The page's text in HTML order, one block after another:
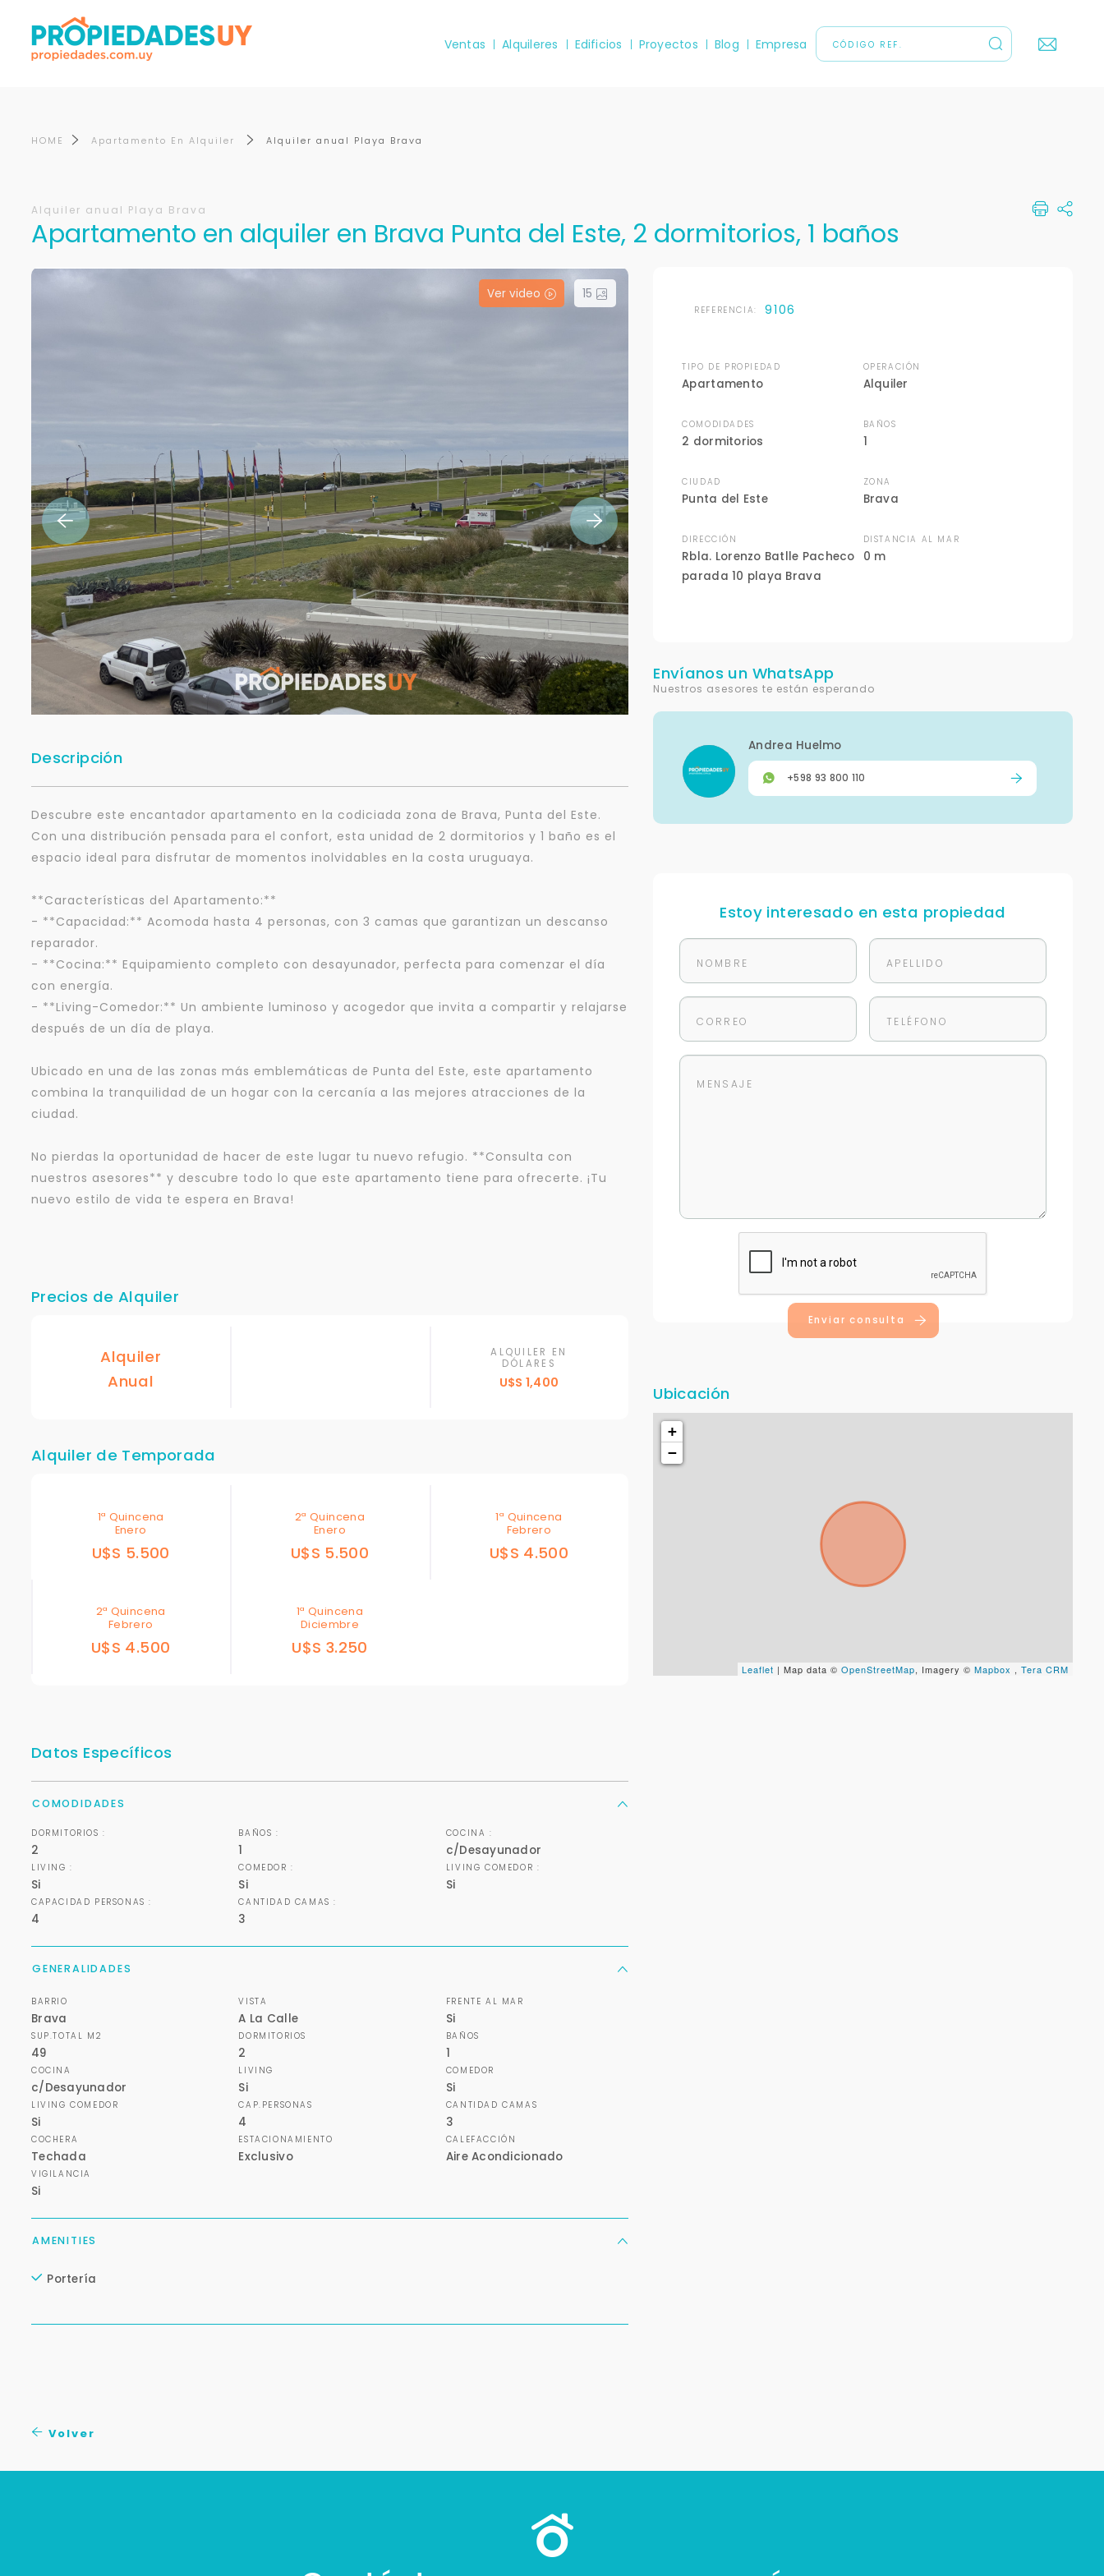
Ventas Alquileres Edificios Proyectos Blog Empresa
HOME Apartamento En Alquiler Alquiler anual Playa Brava
Alquiler anual Playa Brava
Apartamento en alquiler en Brava Punta del Este, 2 dormitorios, 1 baños
Ver video 15
Descripción
Descubre este encantador apartamento en la codiciada zona de Brava, Punta del Este.
Con una distribución pensada para el confort, esta unidad de 2 dormitorios y 1 baño es el
espacio ideal para disfrutar de momentos inolvidables en la costa uruguaya.
**Características del Apartamento:**
- **Capacidad:** Acomoda hasta 4 personas, con 3 camas que garantizan un descanso
reparador.
- **Cocina:** Equipamiento completo con desayunador, perfecta para comenzar el día
con energía.
- **Living-Comedor:** Un ambiente luminoso y acogedor que invita a compartir y relajarse
después de un día de playa.
Ubicado en una de las zonas más emblemáticas de Punta del Este, este apartamento
combina la tranquilidad de un hogar con la cercanía a las mejores atracciones de la
ciudad.
No pierdas la oportunidad de hacer de este lugar tu nuevo refugio. **Consulta con
nuestros asesores** y descubre todo lo que este apartamento tiene para ofrecerte. ¡Tu
nuevo estilo de vida te espera en Brava!
Precios de Alquiler
Alquiler
Anual
ALQUILER EN
DÓLARES
U$S 1,400
Alquiler de Temporada
1ª Quincena
Enero
U$S 5.500
2ª Quincena
Enero
U$S 5.500
1ª Quincena
Febrero
U$S 4.500
2ª Quincena
Febrero
U$S 4.500
1ª Quincena
Diciembre
U$S 3.250
Datos Específicos
COMODIDADES
DORMITORIOS :
2
BAÑOS :
1
COCINA :
c/Desayunador
LIVING :
Si
COMEDOR :
Si
LIVING COMEDOR :
Si
CAPACIDAD PERSONAS :
4
CANTIDAD CAMAS :
3
GENERALIDADES
BARRIO
Brava
VISTA
A La Calle
FRENTE AL MAR
Si
SUP.TOTAL M2
49
DORMITORIOS
2
BAÑOS
1
COCINA
c/Desayunador
LIVING
Si
COMEDOR
Si
LIVING COMEDOR
Si
CAP.PERSONAS
4
CANTIDAD CAMAS
3
COCHERA
Techada
ESTACIONAMIENTO
Exclusivo
CALEFACCIÓN
Aire Acondicionado
VIGILANCIA
Si
AMENITIES
Portería
REFERENCIA: 9106
TIPO DE PROPIEDAD
Apartamento
OPERACIÓN
Alquiler
COMODIDADES
2 dormitorios
BAÑOS
1
CIUDAD
Punta del Este
ZONA
Brava
DIRECCIÓN
Rbla. Lorenzo Batlle Pacheco
parada 10 playa Brava
DISTANCIA AL MAR
0 m
Envíanos un WhatsApp
Nuestros asesores te están esperando
Andrea Huelmo
+598 93 800 110
Estoy interesado en esta propiedad
Enviar consulta
Ubicación
+
−
Leaflet | Map data © OpenStreetMap, Imagery © Mapbox , Tera CRM
Volver
Tus datos están seguros
No compartimos tu información
ni enviamos spam.
Buscamos darte la mejor experiencia.
Con estos datos podemos responderte mejor y más rápido.